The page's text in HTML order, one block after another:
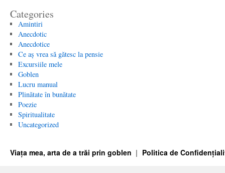
Categories
Amintiri
Anecdotic
Anecdotice
Ce aș vrea să gătesc la pensie
Excursiile mele
Goblen
Lucru manual
Plinătate în bunătate
Poezie
Spiritualitate
Uncategorized
Viața mea, arta de a trăi prin goblen Politica de